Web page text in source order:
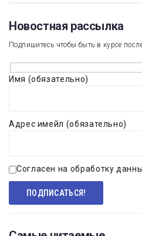
Новостная рассылка​
Подпишитесь чтобы быть в курсе
Имя (обязательно)
Адрес имейл (обязательно)
Согласен на обработку